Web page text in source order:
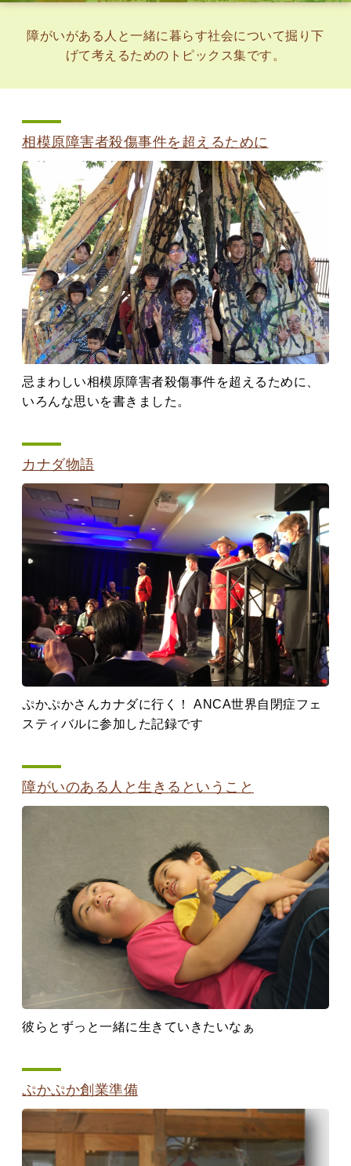
障がいがある人と一緒に暮らす社会について掘り下
げて考えるためのトピックス集です。
相模原障害者殺傷事件を超えるために
忌まわしい相模原障害者殺傷事件を超えるために、
いろんな思いを書きました。
カナダ物語
ぷかぷかさんカナダに行く！ ANCA世界自閉症フェ
スティバルに参加した記録です
障がいのある人と生きるということ
彼らとずっと一緒に生きていきたいなぁ
ぷかぷか創業準備